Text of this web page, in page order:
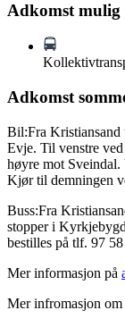
Adkomst mulig
Adkomst
Bil:Fra
Evje. Til venstre
høyre mot
Kjør til demningen
Buss:Fra
stopper i
bestilles på tlf. 97
Mer informasjon på
Mer infromasjon om